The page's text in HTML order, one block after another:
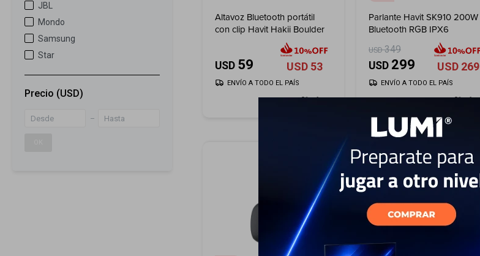
Altavoz Bluetooth portátil
con clip Havit Hakii Boulder
USD 59 USD 53
ENVÍO A TODO EL PAÍS
Parlante Havit SK910 200W
Bluetooth RGB IPX6
USD 349
USD 299 USD 269
ENVÍO A TODO EL PAÍS
JBL
Mondo
Samsung
Star
Precio (USD)